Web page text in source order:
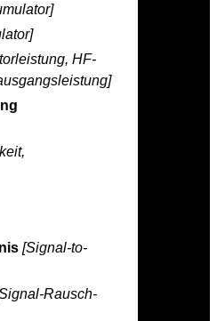
HF-
[Signal-to-
Rausch-